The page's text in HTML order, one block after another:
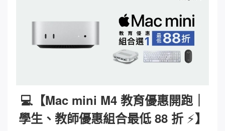
💻【Mac mini M4 教育優惠開跑｜
學生、教師優惠組合最低 88 折 ⚡】